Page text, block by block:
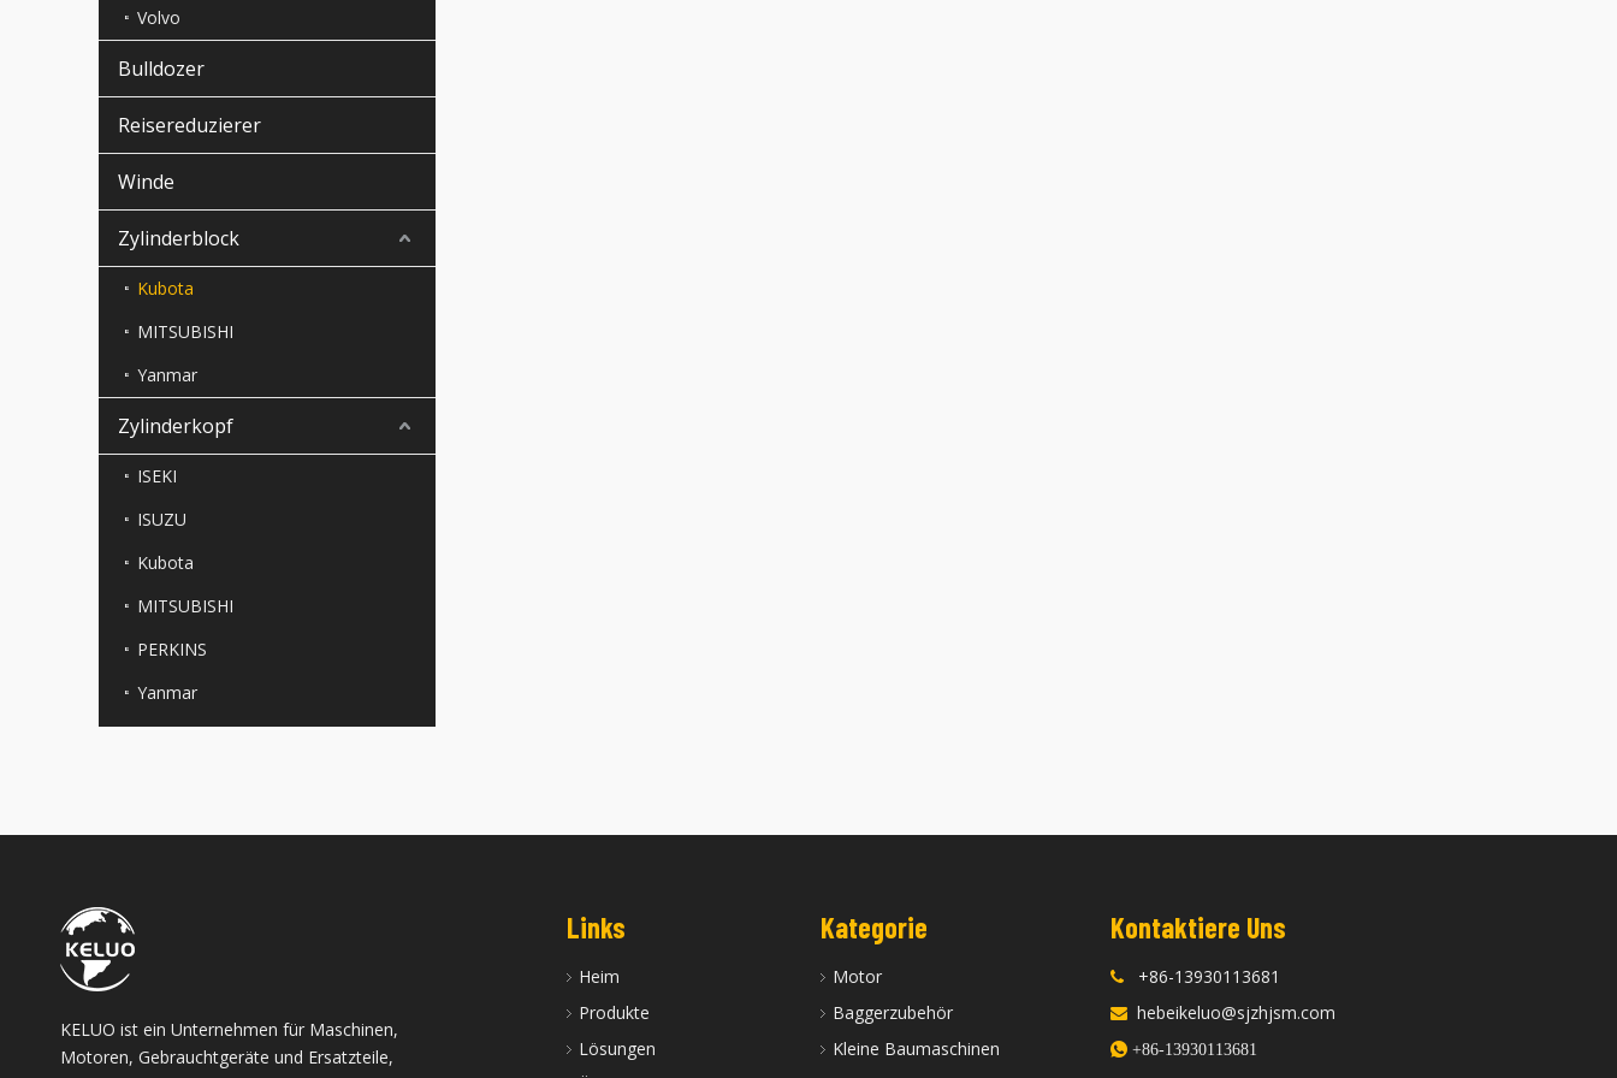
Volvo
Bulldozer
Reisereduzierer
Winde
Zylinderblock
Kubota
MITSUBISHI
Yanmar
Zylinderkopf
ISEKI
ISUZU
Kubota
MITSUBISHI
PERKINS
Yanmar
KELUO ist ein Unternehmen für Maschinen,
Motoren, Gebrauchtgeräte und Ersatzteile,
Links
Heim
Produkte
Lösungen
Kategorie
Motor
Baggerzubehör
Kleine Baumaschinen
Kontaktiere Uns
 +86-13930113681
 hebeikeluo@sjzhjsm.com
+86-13930113681